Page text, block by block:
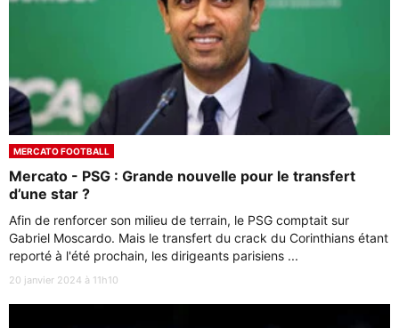
MERCATO FOOTBALL
Mercato - PSG : Grande nouvelle pour le transfert
d’une star ?
Afin de renforcer son milieu de terrain, le PSG comptait sur
Gabriel Moscardo. Mais le transfert du crack du Corinthians étant
reporté à l'été prochain, les dirigeants parisiens ...
20 janvier 2024 à 11h10